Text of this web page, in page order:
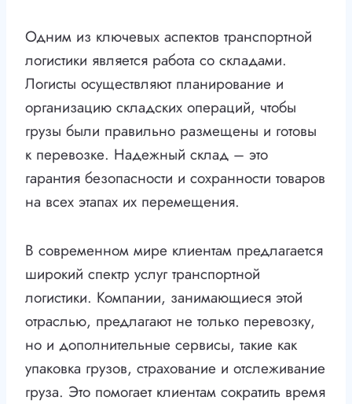
Одним из ключевых аспектов транспортной
логистики является работа со складами.
Логисты осуществляют планирование и
организацию складских операций, чтобы
грузы были правильно размещены и готовы
к перевозке. Надежный склад – это
гарантия безопасности и сохранности товаров
на всех этапах их перемещения.
В современном мире клиентам предлагается
широкий спектр услуг транспортной
логистики. Компании, занимающиеся этой
отраслью, предлагают не только перевозку,
но и дополнительные сервисы, такие как
упаковка грузов, страхование и отслеживание
груза. Это помогает клиентам сократить время